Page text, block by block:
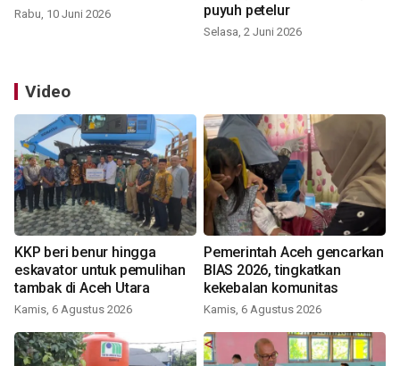
Rabu, 10 Juni 2026
puyuh petelur
Selasa, 2 Juni 2026
Video
KKP beri benur hingga
eskavator untuk pemulihan
tambak di Aceh Utara
Kamis, 6 Agustus 2026
Pemerintah Aceh gencarkan
BIAS 2026, tingkatkan
kekebalan komunitas
Kamis, 6 Agustus 2026